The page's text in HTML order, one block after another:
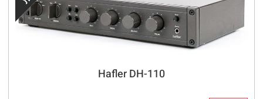
Hafler DH-110